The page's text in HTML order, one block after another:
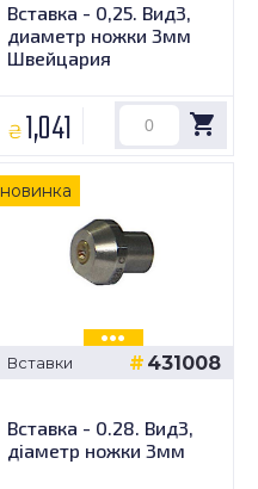
Вставка - 0,25. Вид3,
диаметр ножки 3мм
Швейцария
₴ 1,041
новинка
Вставки 431008
Вставка - 0.28. Вид3,
діаметр ножки 3мм